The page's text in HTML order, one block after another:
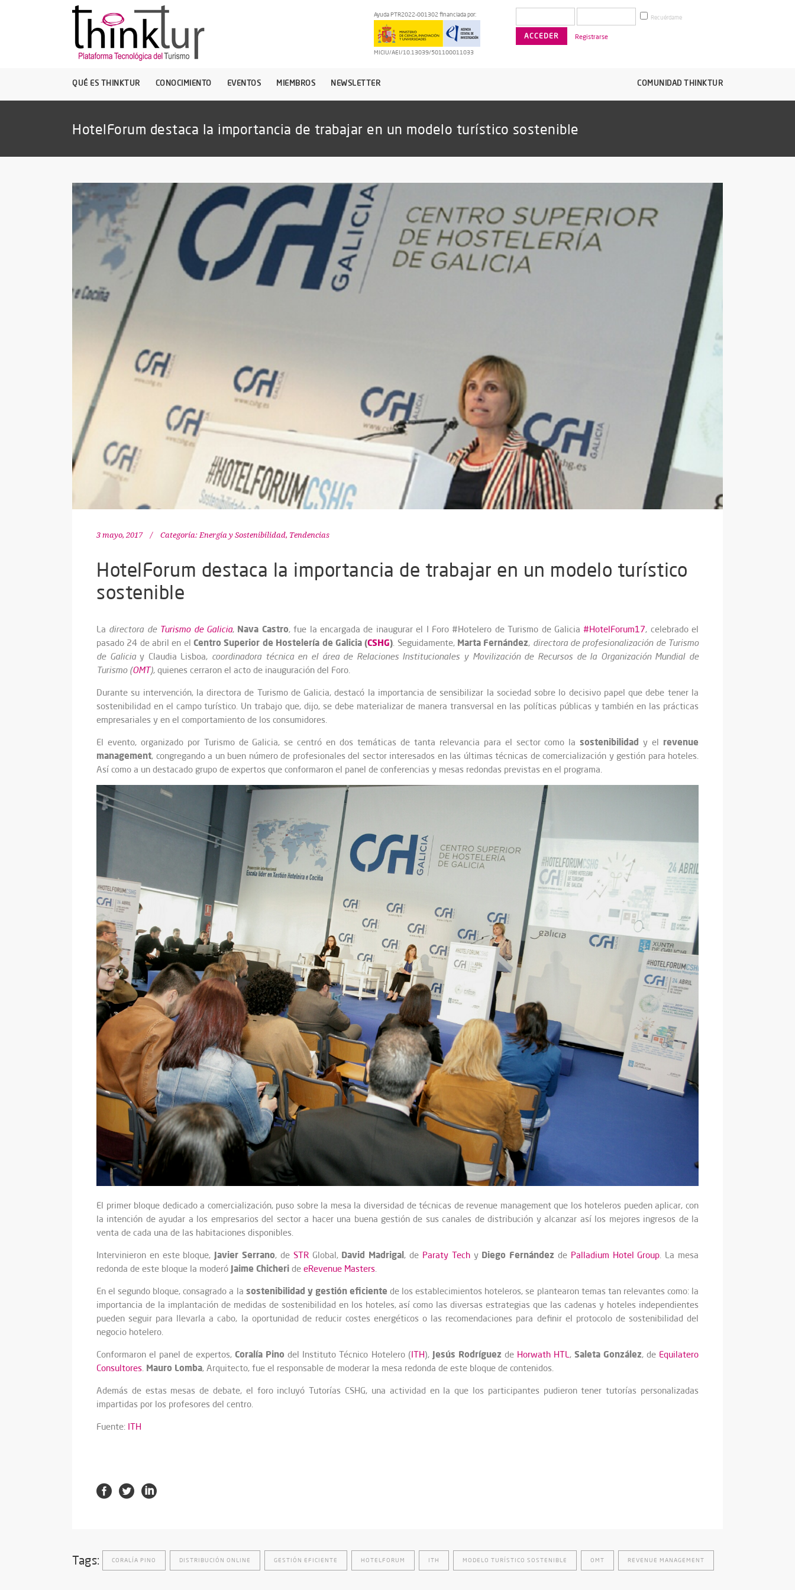
Ayuda PTR2022-001302 financiada por:
MICIU/AEI/10.13039/501100011033
Recuérdame
Registrarse
QUÉ ES THINKTUR CONOCIMIENTO EVENTOS MIEMBROS NEWSLETTER COMUNIDAD THINKTUR
HotelForum destaca la importancia de trabajar en un modelo turístico sostenible
3 mayo, 2017 Categoría: Energía y Sostenibilidad, Tendencias
HotelForum destaca la importancia de trabajar en un modelo turístico
sostenible
La directora de Turismo de Galicia, Nava Castro, fue la encargada de inaugurar el I Foro #Hotelero de Turismo de Galicia#HotelForum17, celebrado el
pasado 24 de abril en el Centro Superior de Hostelería de Galicia (CSHG). Seguidamente, Marta Fernández, directora de profesionalización de Turismo
de Galiciay Claudia Lisboa, coordinadora técnica en el área de Relaciones Institucionales y Movilización de Recursos de la Organización Mundial de
Turismo (OMT), quienes cerraron el acto de inauguración del Foro.
Durante su intervención, la directora de Turismo de Galicia, destacó la importancia de sensibilizar la sociedad sobre lo decisivo papel que debe tener la
sostenibilidad en el campo turístico. Un trabajo que, dijo, se debe materializar de manera transversal en las políticas públicas y también en las prácticas
empresariales y en el comportamiento de los consumidores.
El evento, organizado por Turismo de Galicia, se centró en dos temáticas de tanta relevancia para el sector como lasostenibilidad y el revenue
management, congregando a un buen número de profesionales del sector interesados en las últimas técnicas de comercialización y gestión para hoteles.
Así como a un destacado grupo de expertos que conformaron el panel de conferencias y mesas redondas previstas en el programa.
El primer bloque dedicado a comercialización, puso sobre la mesa la diversidad de técnicas de revenue management que los hoteleros pueden aplicar, con
la intención de ayudar a los empresarios del sector a hacer una buena gestión de sus canales de distribución y alcanzar así los mejores ingresos de la
venta de cada una de las habitaciones disponibles.
Intervinieron en este bloque, Javier Serrano, de STRGlobal, David Madrigal, de Paraty Techy Diego Fernández de Palladium Hotel Group. La mesa
redonda de este bloque la moderó Jaime Chicheri de eRevenue Masters.
En el segundo bloque, consagrado a la sostenibilidad y gestión eficiente de los establecimientos hoteleros, se plantearon temas tan relevantes como: la
importancia de la implantación de medidas de sostenibilidad en los hoteles, así como las diversas estrategias que las cadenas y hoteles independientes
pueden seguir para llevarla a cabo, la oportunidad de reducir costes energéticos o las recomendaciones para definir el protocolo de sostenibilidad del
negocio hotelero.
Conformaron el panel de expertos,Coralía Pino del Instituto Técnico Hotelero (ITH),Jesús Rodríguez de Horwath HTL, Saleta González, de Equilatero
Consultores. Mauro Lomba, Arquitecto, fue el responsable de moderar la mesa redonda de este bloque de contenidos.
Además de estas mesas de debate, el foro incluyó Tutorías CSHG, una actividad en la que los participantes pudieron tener tutorías personalizadas
impartidas por los profesores del centro.
Fuente: ITH
Tags: CORALÍA PINO DISTRIBUCIÓN ONLINE GESTIÓN EFICIENTE HOTELFORUM ITH MODELO TURÍSTICO SOSTENIBLE OMT REVENUE MANAGEMENT